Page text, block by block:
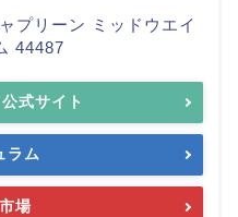
プリーン ミッドウエイ
44487
式サイト
ラム
場